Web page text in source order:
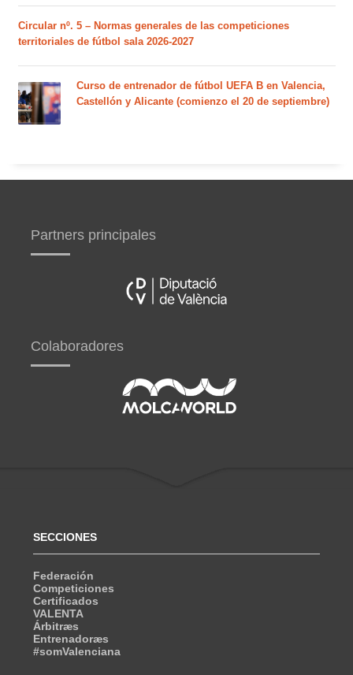
Circular nº. 5 – Normas generales de las competiciones
territoriales de fútbol sala 2026-2027
Curso de entrenador de fútbol UEFA B en Valencia,
Castellón y Alicante (comienzo el 20 de septiembre)
Partners principales
Colaboradores
SECCIONES
Federación
Competiciones
Certificados
VALENTA
Árbitræs
Entrenadoræs
#somValenciana